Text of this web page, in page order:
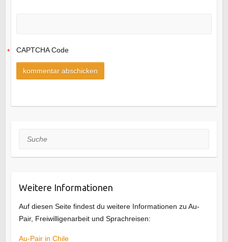
CAPTCHA Code
*
Suche
Weitere Informationen
Auf diesen Seite findest du weitere Informationen zu Au-
Pair, Freiwilligenarbeit und Sprachreisen:
Au-Pair in Chile